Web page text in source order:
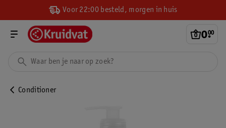
Voor 22:00 besteld, morgen in huis
0.
00
Conditioner